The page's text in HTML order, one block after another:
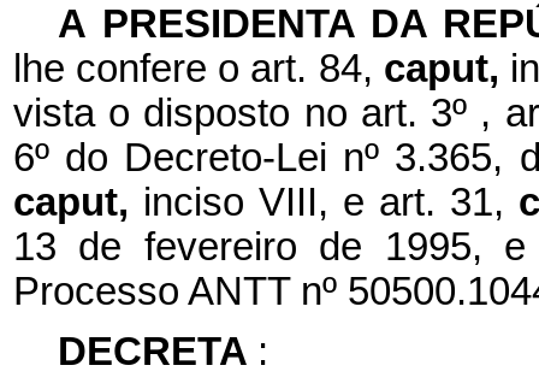
A PRESIDENTA DA
lhe confere o art. 84, caput,
vista o disposto no art. 3º ,
6º do Decreto-Lei nº
caput, inciso VIII, e art. 31,
13 de fevereiro de 1995,
Processo ANTT nº
DECRETA :